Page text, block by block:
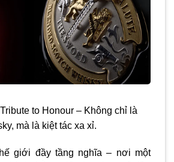
to Honour – Không chỉ là
mà là kiệt tác xa xỉ.
giới đầy tầng nghĩa – nơi một